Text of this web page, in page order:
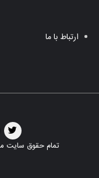
ارتباط با ما
تمام حقوق سایت